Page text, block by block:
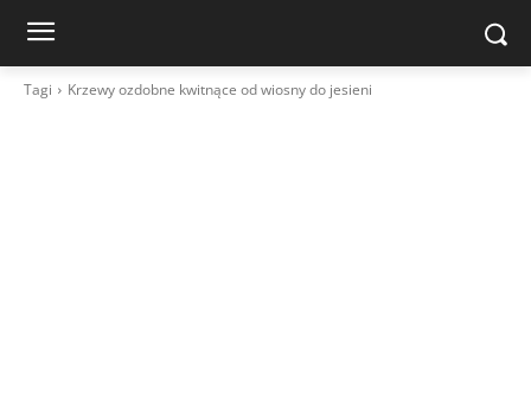
Tagi Krzewy ozdobne kwitnące od wiosny do jesieni